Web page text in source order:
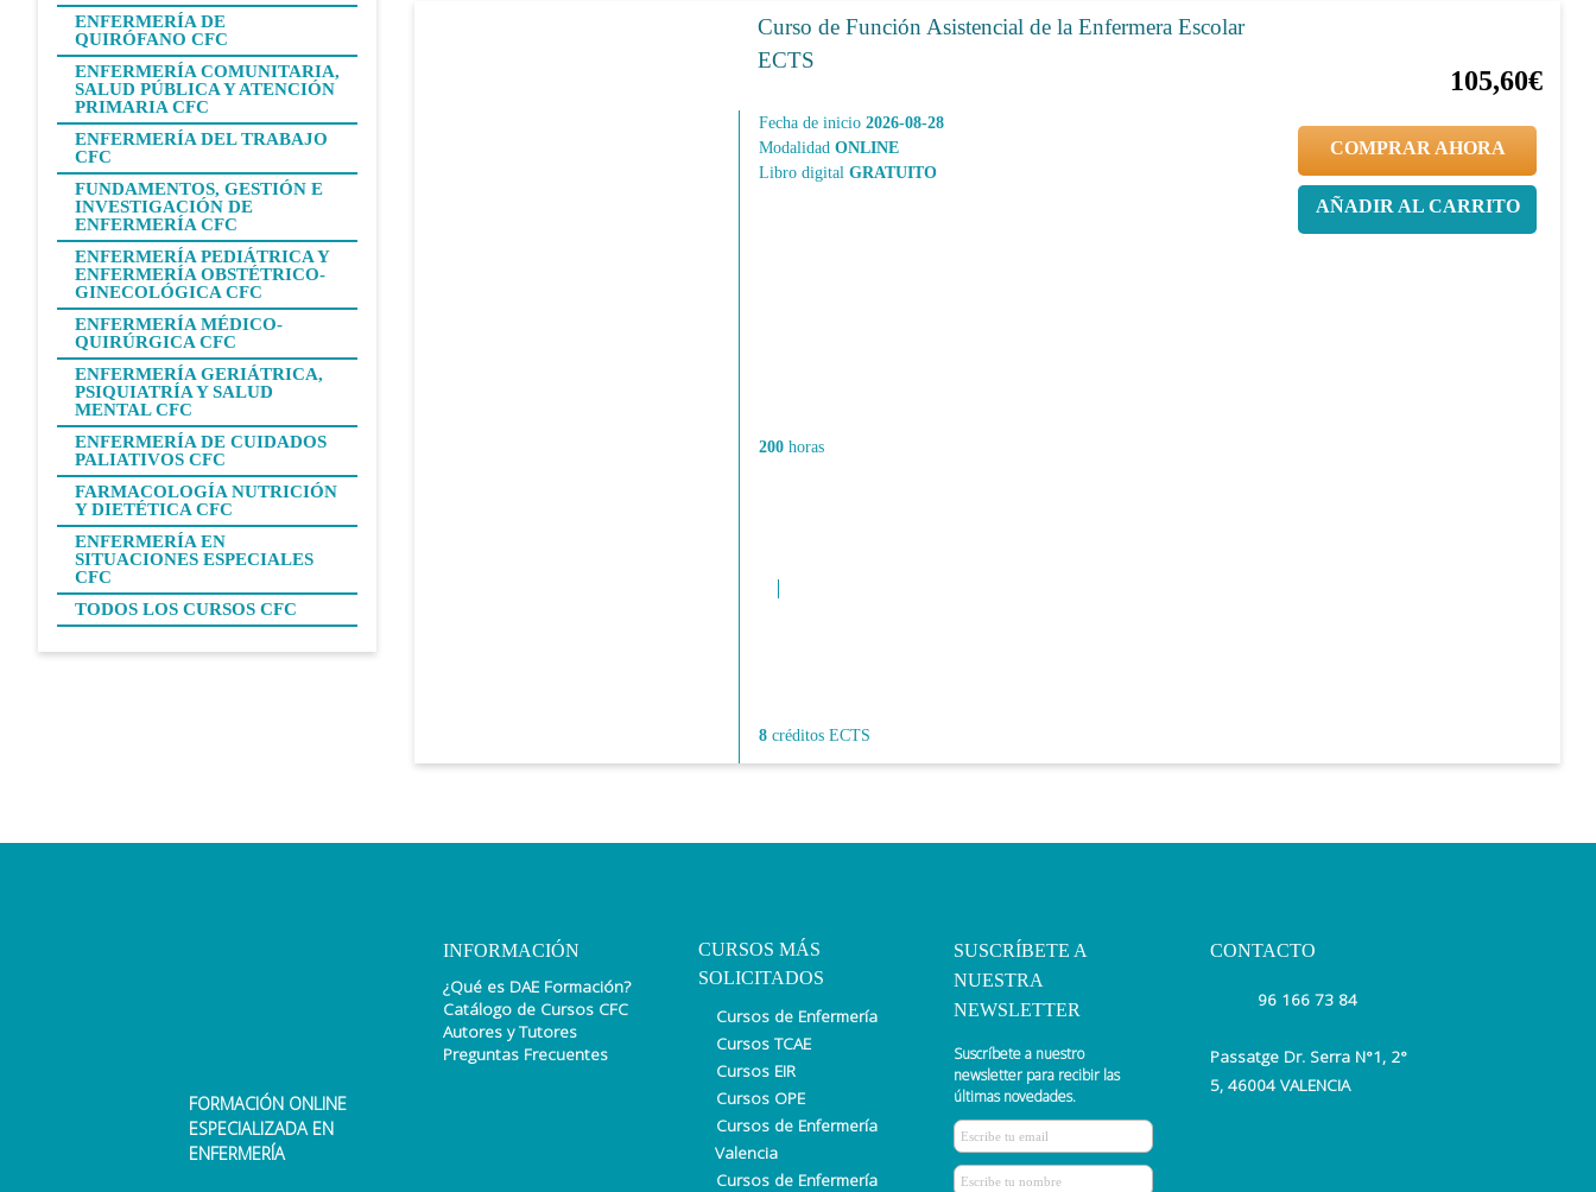
ENFERMERÍA DE
QUIRÓFANO CFC
ENFERMERÍA COMUNITARIA,
SALUD PÚBLICA Y ATENCIÓN
PRIMARIA CFC
ENFERMERÍA DEL TRABAJO
CFC
FUNDAMENTOS, GESTIÓN E
INVESTIGACIÓN DE
ENFERMERÍA CFC
ENFERMERÍA PEDIÁTRICA Y
ENFERMERÍA OBSTÉTRICO-
GINECOLÓGICA CFC
ENFERMERÍA MÉDICO-
QUIRÚRGICA CFC
ENFERMERÍA GERIÁTRICA,
PSIQUIATRÍA Y SALUD
MENTAL CFC
ENFERMERÍA DE CUIDADOS
PALIATIVOS CFC
FARMACOLOGÍA NUTRICIÓN
Y DIETÉTICA CFC
ENFERMERÍA EN
SITUACIONES ESPECIALES
CFC
TODOS LOS CURSOS CFC
Curso de Función Asistencial de la Enfermera Escolar
ECTS
Fecha de inicio 2026-08-28
Modalidad ONLINE
Libro digital GRATUITO
200horas
8créditos ECTS
105,60€
COMPRAR AHORA
AÑADIR AL CARRITO
FORMACIÓN ONLINE
ESPECIALIZADA EN
ENFERMERÍA
INFORMACIÓN
¿Qué es DAE Formación?
Catálogo de Cursos CFC
Autores y Tutores
Preguntas Frecuentes
CURSOS MÁS
SOLICITADOS
Cursos de Enfermería
Cursos TCAE
Cursos EIR
Cursos OPE
Cursos de Enfermería
Valencia
Cursos de Enfermería
SUSCRÍBETE A
NUESTRA
NEWSLETTER
Suscríbete a nuestro
newsletter para recibir las
últimas novedades.
CONTACTO
96 166 73 84
Passatge Dr. Serra N°1, 2°
5, 46004 VALENCIA